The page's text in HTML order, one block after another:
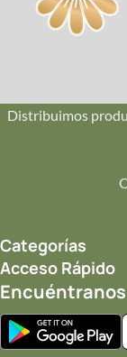
Incluye una
Distribuimos
Categorías
Acceso Rápido